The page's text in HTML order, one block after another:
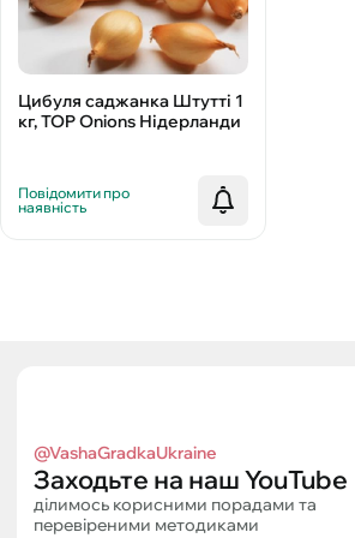
Цибуля саджанка Штутті 1
кг, TOP Onions Нідерланди
Повідомити про
наявність
@VashaGradkaUkraine
Заходьте на наш YouTube
ділимось корисними порадами та
перевіреними методиками